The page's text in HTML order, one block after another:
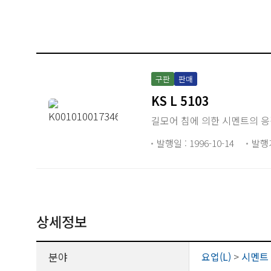
구판 판매
KS L 5103
길모어 침에 의한 시멘트의
발행일 : 1996-10-14 발
상세정보
분야 요업(L) > 시멘트